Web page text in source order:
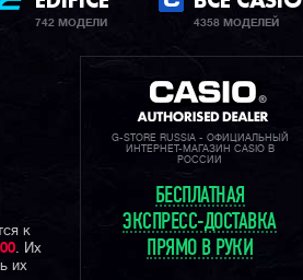
742 МОДЕЛИ 4358 МОДЕЛЕЙ
к
. Их
их
G-STORE RUSSIA - ОФИЦИАЛЬНЫЙ
ИНТЕРНЕТ-МАГАЗИН CASIO В
РОССИИ
БЕСПЛАТНАЯ
ЭКСПРЕСС-ДОСТАВКА
ПРЯМО В РУКИ